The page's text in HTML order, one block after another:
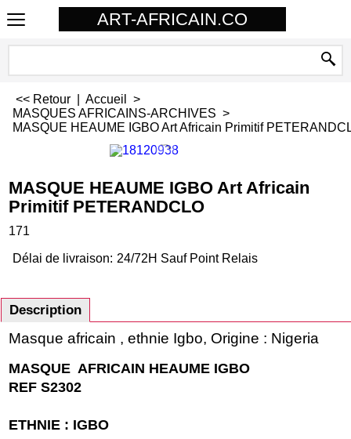
ART-AFRICAIN.CO
<< Retour Accueil
>
MASQUES AFRICAINS-ARCHIVES >
MASQUE HEAUME IGBO Art Africain Primitif
MASQUE HEAUME IGBO Art Africain
Primitif PETERANDCLO
171
Délai de livraison: 24/72H Sauf Point Relais
Description
Masque africain , ethnie Igbo, Origine : Nigeria
MASQUE AFRICAIN HEAUME IGBO
REF S2302
ETHNIE : IGBO